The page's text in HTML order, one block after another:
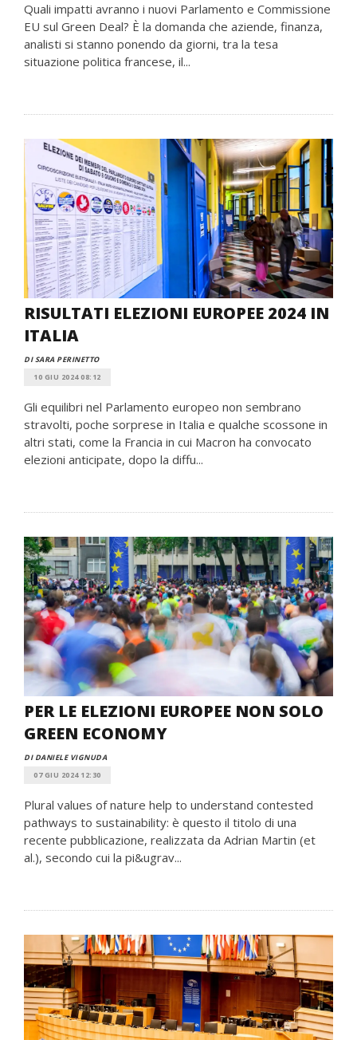
Quali impatti avranno i nuovi Parlamento e Commissione
EU sul Green Deal? È la domanda che aziende, finanza,
analisti si stanno ponendo da giorni, tra la tesa
situazione politica francese, il...
RISULTATI ELEZIONI EUROPEE 2024 IN
ITALIA
DI SARA PERINETTO
10 GIU 2024 08:12
Gli equilibri nel Parlamento europeo non sembrano
stravolti, poche sorprese in Italia e qualche scossone in
altri stati, come la Francia in cui Macron ha convocato
elezioni anticipate, dopo la diffu...
PER LE ELEZIONI EUROPEE NON SOLO
GREEN ECONOMY
DI DANIELE VIGNUDA
07 GIU 2024 12:30
Plural values of nature help to understand contested
pathways to sustainability: è questo il titolo di una
recente pubblicazione, realizzata da Adrian Martin (et
al.), secondo cui la pi&ugrav...